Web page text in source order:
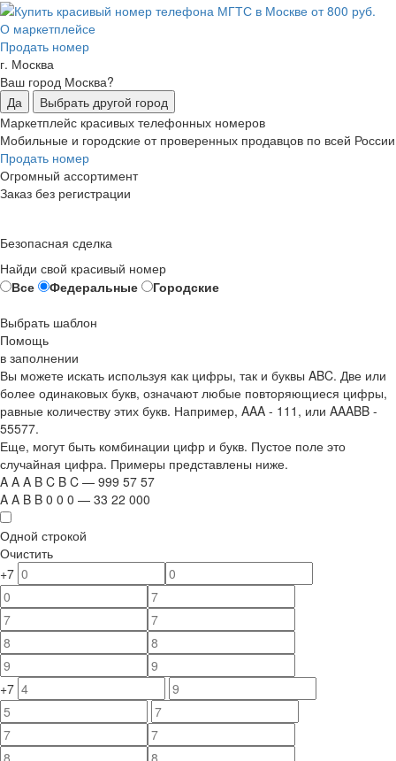
О маркетплейсе
Продать номер
г. Москва
Ваш город Москва?
Да
Выбрать другой город
Маркетплейс красивых телефонных номеров
Мобильные и городские от проверенных продавцов по всей России
Продать номер
Огромный ассортимент
Заказ без регистрации
Безопасная сделка
Найди свой красивый номер
Все
Федеральные
Городские
Выбрать шаблон
Помощь
в заполнении
Вы можете искать используя как цифры, так и буквы ABC. Две или
более одинаковых букв, означают любые повторяющиеся цифры,
равные количеству этих букв. Например, AAA - 111 , или AAABB -
55577.
Еще, могут быть комбинации цифр и букв. Пустое поле это
случайная цифра. Примеры представлены ниже.
A A A B C B C — 999 57 57
A A B B 0 0 0 — 33 22 000
Одной строкой
Очистить
+7
+7